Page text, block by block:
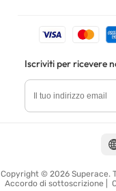
Iscriviti per ricevere
Copyright © 2026 Superace.
Accordo di sottoscrizione